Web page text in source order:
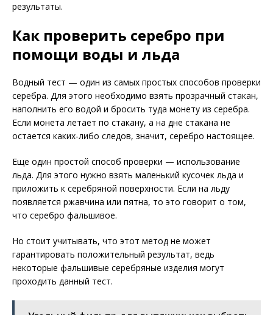
результаты.
Как проверить серебро при
помощи воды и льда
Водный тест — один из самых простых способов проверки
серебра. Для этого необходимо взять прозрачный стакан,
наполнить его водой и бросить туда монету из серебра.
Если монета летает по стакану, а на дне стакана не
остается каких-либо следов, значит, серебро настоящее.
Еще один простой способ проверки — использование
льда. Для этого нужно взять маленький кусочек льда и
приложить к серебряной поверхности. Если на льду
появляется ржавчина или пятна, то это говорит о том,
что серебро фальшивое.
Но стоит учитывать, что этот метод не может
гарантировать положительный результат, ведь
некоторые фальшивые серебряные изделия могут
проходить данный тест.